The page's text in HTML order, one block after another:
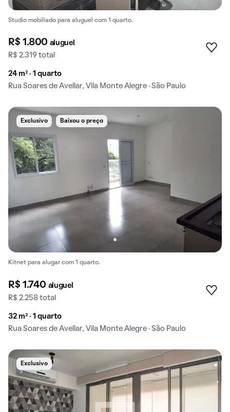
Studio mobiliado para aluguel com 1 quarto.
R$ 1.800 aluguel
R$ 2.319 total
24 m² · 1 quarto
Rua Soares de Avellar, Vila Monte Alegre · São Paulo
Exclusivo Baixou o preço
Kitnet para alugar com 1 quarto.
R$ 1.740 aluguel
R$ 2.258 total
32 m² · 1 quarto
Rua Soares de Avellar, Vila Monte Alegre · São Paulo
Exclusivo